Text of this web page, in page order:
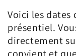
l
l
e
Voici les dates
présentiel.
directement